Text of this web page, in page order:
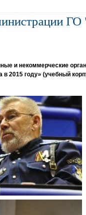
ГО
и некоммерческие
в 2015 году» (учебный